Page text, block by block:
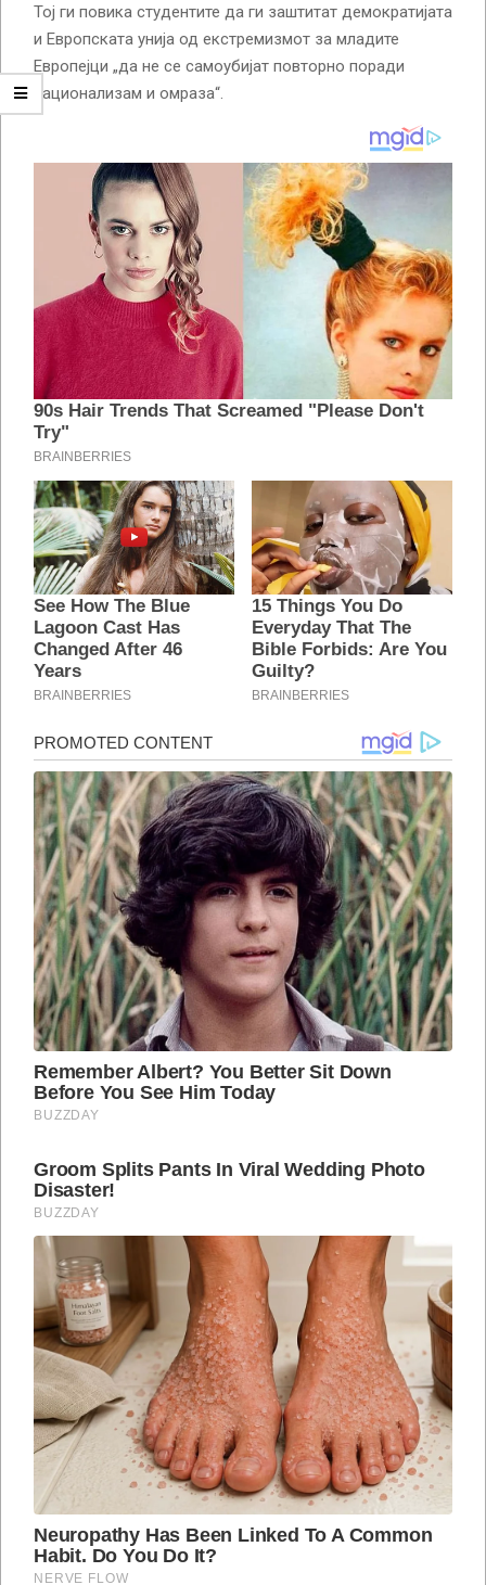
Тој ги повика студентите да ги заштитат демократијата
и Европската унија од екстремизмот за младите
Европејци „да не се самоубијат повторно поради
национализам и омраза“.